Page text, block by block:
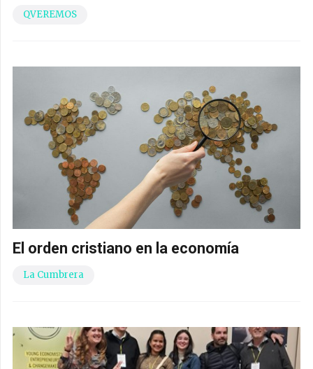
QVEREMOS
El orden cristiano en la economía
La Cumbrera